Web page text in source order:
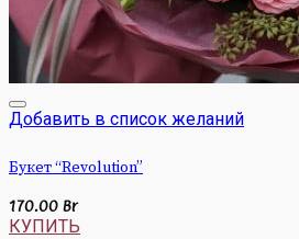
Добавить в список желаний
Букет “Revolution”
170.00 Br
КУПИТЬ